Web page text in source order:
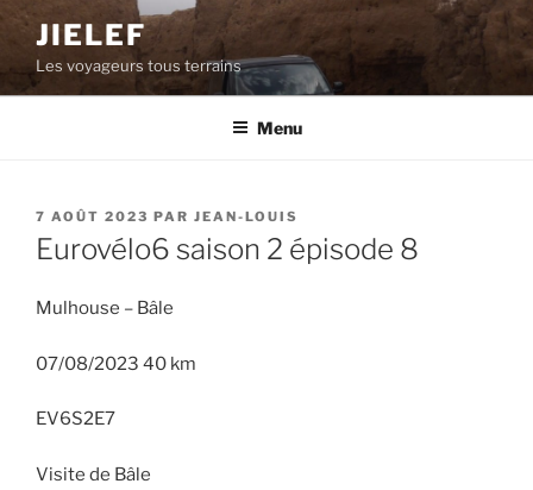
Aller
contenu
principal
JIELEF
Les voyageurs tous terrains
Menu
PUBLIÉ
LE
7 AOÛT 2023 PAR JEAN-LOUIS
Eurovélo6 saison 2 épisode 8
Mulhouse – Bâle
07/08/2023 40 km
EV6S2E7
Visite de Bâle